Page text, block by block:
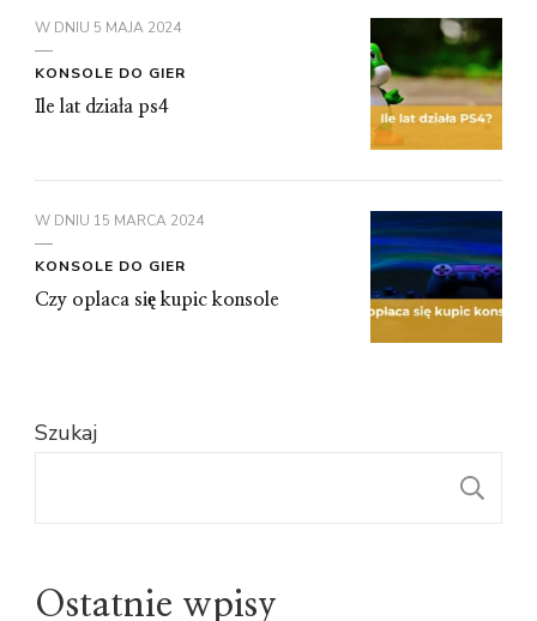
W DNIU 5 MAJA 2024
KONSOLE DO GIER
Ile lat działa ps4
W DNIU 15 MARCA 2024
KONSOLE DO GIER
Czy oplaca się kupic konsole
Szukaj
Ostatnie wpisy